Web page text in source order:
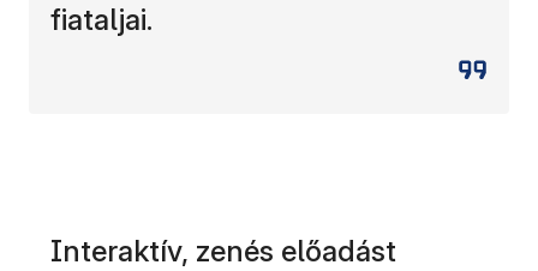
fiataljai.
Interaktív, zenés előadást